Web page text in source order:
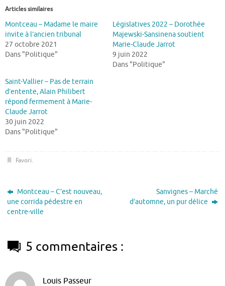
Articles similaires
Montceau – Madame le maire
invite à l’ancien tribunal
27 octobre 2021
Dans "Politique"
Législatives 2022 – Dorothée
Majewski-Sansinena soutient
Marie-Claude Jarrot
9 juin 2022
Dans "Politique"
Saint-Vallier – Pas de terrain
d’entente, Alain Philibert
répond fermement à Marie-
Claude Jarrot
30 juin 2022
Dans "Politique"
Favori.
Montceau – C’est nouveau,
une corrida pédestre en
centre-ville
Sanvignes – Marché
d’automne, un pur délice
5 commentaires :
Louis Passeur